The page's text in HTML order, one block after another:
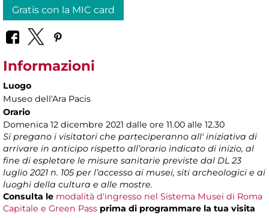
Gratis con la MIC card
Informazioni
Luogo
Museo dell'Ara Pacis
Orario
Domenica 12 dicembre 2021 dalle ore 11.00 alle 12.30
Si pregano i visitatori che parteciperanno all' iniziativa di
arrivare in anticipo rispetto all’orario indicato di inizio, al
fine di espletare le misure sanitarie previste dal DL 23
luglio 2021 n. 105 per l’accesso ai musei, siti archeologici e ai
luoghi della cultura e alle mostre.
Consulta le modalità d'ingresso nel Sistema Musei di Roma
Capitale e Green Pass prima di programmare la tua visita